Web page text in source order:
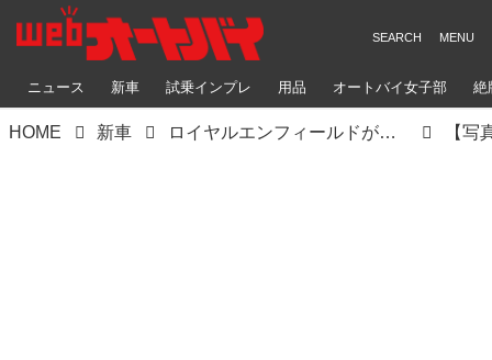
ニュース 新車 試乗インプレ 用品 オートバイ女子部 絶
HOME 新車 ロイヤルエンフィールドが「ゲリラ450」を発表！ 3つのバリエーションモデルが日本で2025年に発売予定